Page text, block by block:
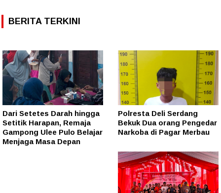
BERITA TERKINI
Dari Setetes Darah hingga
Setitik Harapan, Remaja
Gampong Ulee Pulo Belajar
Menjaga Masa Depan
Polresta Deli Serdang
Bekuk Dua orang Pengedar
Narkoba di Pagar Merbau